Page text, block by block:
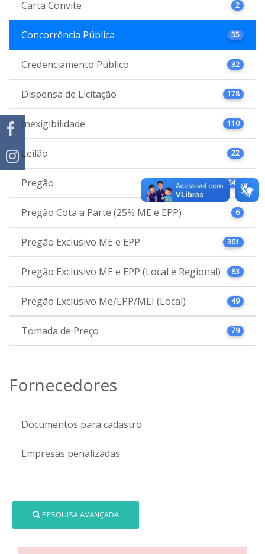
Carta Convite 2
Concorrência Pública 55
Credenciamento Público 32
Dispensa de Licitação 178
Inexigibilidade 110
Leilão 22
Pregão 646
Pregão Cota a Parte (25% ME e EPP) 6
Pregão Exclusivo ME e EPP 361
Pregão Exclusivo ME e EPP (Local e Regional) 83
Pregão Exclusivo Me/EPP/MEI (Local) 49
Tomada de Preço 79
Fornecedores
Documentos para cadastro
Empresas penalizadas
PESQUISA AVANÇADA